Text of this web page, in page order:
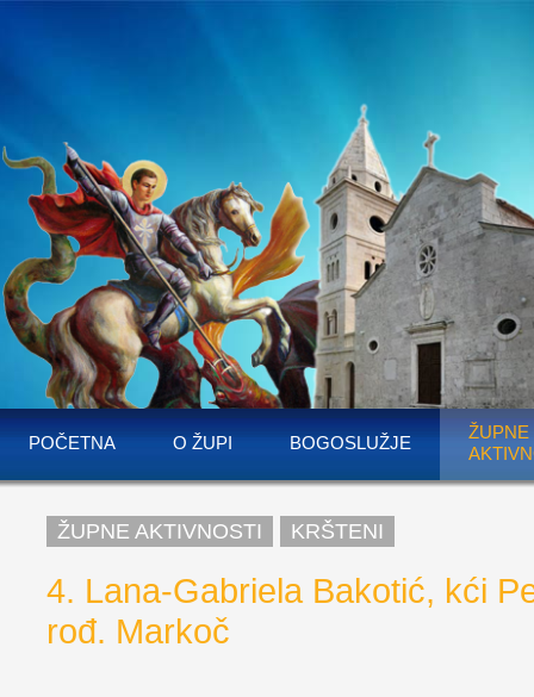
POČETNA O ŽUPI BOGOSLUŽJE
ŽUPNE
ŽUPNE AKTIVNOSTI KRŠTENI
4. Lana-Gabriela Bakotić, kći
rođ. Markoč